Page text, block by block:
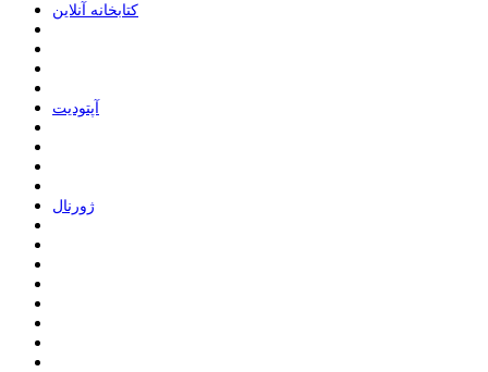
ﮐﺘﺎﺑﺨﺎﻧﻪ ﺁﻧﻼﯾﻦ
ﺁﭘﺘﻮﺩﯾﺖ
ﮊﻭﺭﻧﺎﻝ